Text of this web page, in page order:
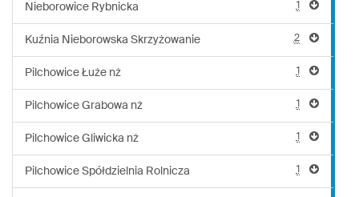
Nieborowice Rybnicka 1
Kuźnia Nieborowska Skrzyżowanie 2
Pilchowice Łuże nż 1
Pilchowice Grabowa nż 1
Pilchowice Gliwicka nż 1
Pilchowice Spółdzielnia Rolnicza 1